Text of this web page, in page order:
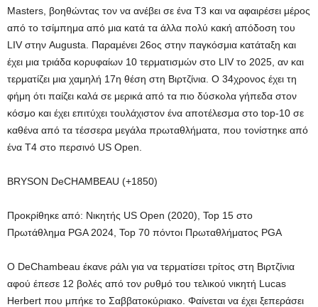
Masters, βοηθώντας τον να ανέβει σε ένα T3 και να αφαιρέσει μέρος
από το τσίμπημα από μια κατά τα άλλα πολύ κακή απόδοση του
LIV στην Augusta. Παραμένει 26ος στην παγκόσμια κατάταξη και
έχει μια τριάδα κορυφαίων 10 τερματισμών στο LIV το 2025, αν και
τερματίζει μια χαμηλή 17η θέση στη Βιρτζίνια. Ο 34χρονος έχει τη
φήμη ότι παίζει καλά σε μερικά από τα πιο δύσκολα γήπεδα στον
κόσμο και έχει επιτύχει τουλάχιστον ένα αποτέλεσμα στο top-10 σε
καθένα από τα τέσσερα μεγάλα πρωταθλήματα, που τονίστηκε από
ένα T4 στο περσινό US Open.
BRYSON DeCHAMBEAU (+1850)
Προκρίθηκε από: Νικητής US Open (2020), Top 15 στο
Πρωτάθλημα PGA 2024, Top 70 πόντοι Πρωταθλήματος PGA
Ο DeChambeau έκανε ράλι για να τερματίσει τρίτος στη Βιρτζίνια
αφού έπεσε 12 βολές από τον ρυθμό του τελικού νικητή Lucas
Herbert που μπήκε το Σαββατοκύριακο. Φαίνεται να έχει ξεπεράσει